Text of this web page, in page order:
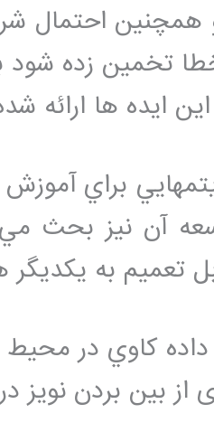
احتمال
خطا تخمين زده
ايده ها ارائه
آن نيز بحث
به يکديگر
داده کاوي در
از بين بردن